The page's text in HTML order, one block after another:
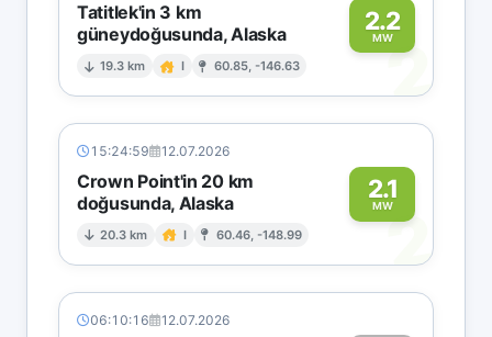
Tatitlek'in 3 km
güneydoğusunda, Alaska
19.3 km I 60.85, -146.63
2.2
MW2
15:24:59 12.07.2026
Crown Point'in 20 km
doğusunda, Alaska
20.3 km I 60.46, -148.99
2.1
MW2
06:10:16 12.07.2026